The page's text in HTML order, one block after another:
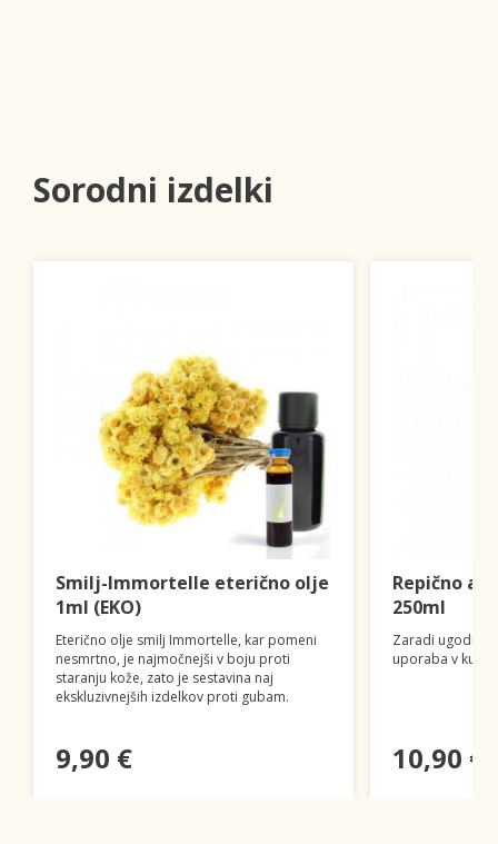
Sorodni izdelki
Smilj-Immortelle eterično olje
1ml (EKO)
Eterično olje smilj Immortelle, kar pomeni
nesmrtno, je najmočnejši v boju proti
staranju kože, zato je sestavina naj
ekskluzivnejših izdelkov proti gubam.
9,90 €
Repično ali
250ml
Zaradi ugodne
uporaba v
10,90 €